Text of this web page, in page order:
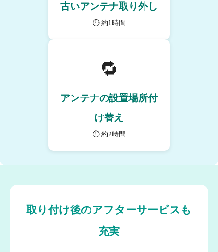
古いアンテナ取り外し
⏱ 約1時間
🔁
アンテナの設置場所付
け替え
⏱ 約2時間
取り付け後のアフターサービスも
充実